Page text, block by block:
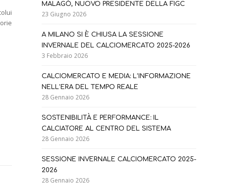
MALAGÒ, NUOVO PRESIDENTE DELLA FIGC
23 Giugno 2026
A MILANO SI È CHIUSA LA SESSIONE
INVERNALE DEL CALCIOMERCATO 2025-2026
3 Febbraio 2026
CALCIOMERCATO E MEDIA: L’INFORMAZIONE
NELL’ERA DEL TEMPO REALE
28 Gennaio 2026
SOSTENIBILITÀ E PERFORMANCE: IL
CALCIATORE AL CENTRO DEL SISTEMA
28 Gennaio 2026
SESSIONE INVERNALE CALCIOMERCATO 2025-
2026
28 Gennaio 2026